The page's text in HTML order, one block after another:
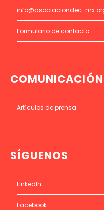
info@asociaciondec-
Formulario de contacto
COMUNICACIÓN
Artículos de prensa
SÍGUENOS
LinkedIn
Facebook